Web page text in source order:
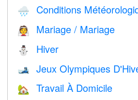
🌧 Conditions
👰 Mariage / Mariage
⛄ Hiver
🎿 Jeux Olympiques
🏡 Travail À Domicile